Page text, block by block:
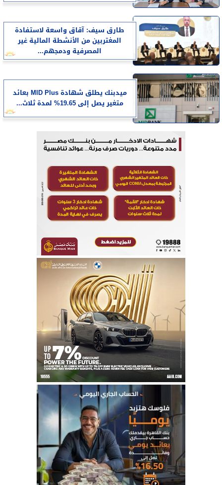
طارق سيف: آقاق واسعة لاستفادة
المغتربين من الأنشطة المالية غير
المصرفية ودمجهم...
ميدبنك يطلق شهادة MID Plus بعائد
متغير يصل إلى 19.65% لمدة ثلاث...